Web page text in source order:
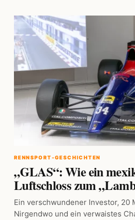
RENNSPORT-GESCHICHTEN
„GLAS“: Wie ein
Luftschloss zum
Ein verschwundener Investor, 20
Nirgendwo und ein verwaistes